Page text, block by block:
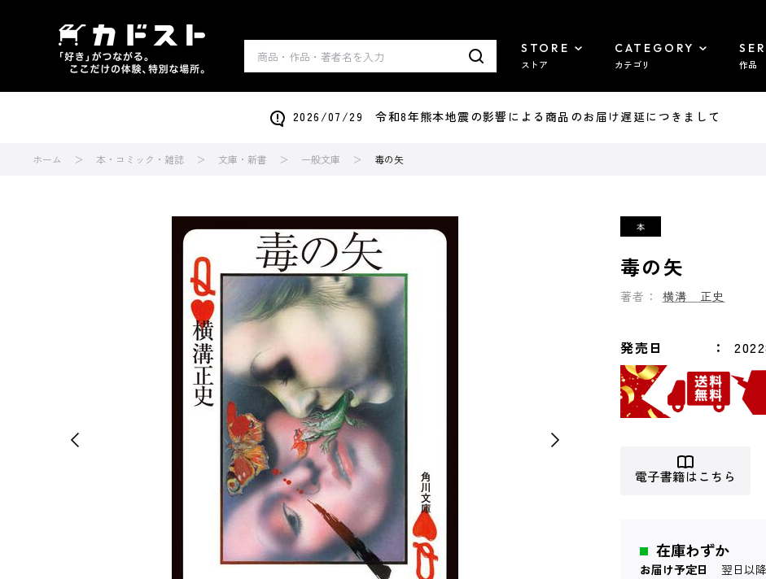
STORE
ストア
CATEGORY
カテゴリ 作品
2026/07/29 令和8年熊本地震の影響による商品のお届け遅延につきまして
ホーム 本・コミック・雑誌 文庫・新書 一般文庫 毒の矢
毒の矢
著者： 横溝 正史
発売日
電子書籍はこちら
在庫わずか
お届け予定日 翌日以